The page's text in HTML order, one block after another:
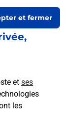
et ses
les
et fermer